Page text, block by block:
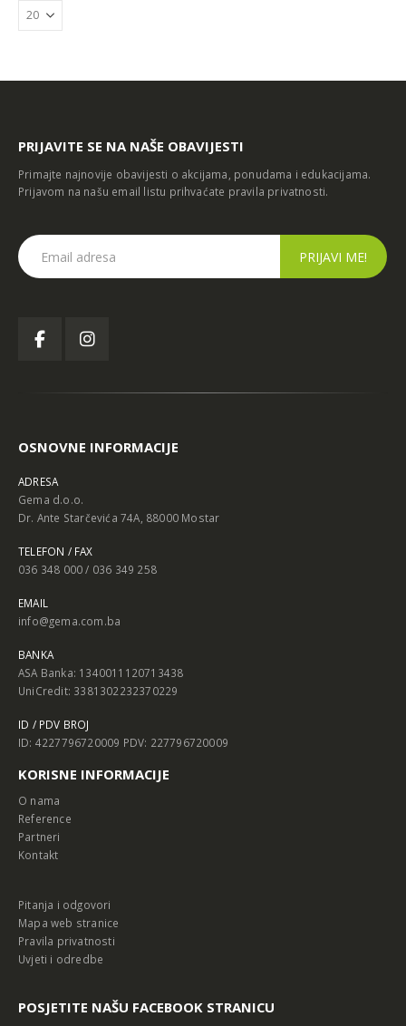
PRIJAVITE SE NA NAŠE OBAVIJESTI
Primajte najnovije obavijesti o akcijama, ponudama i edukacijama.
Prijavom na našu email listu prihvaćate pravila privatnosti.
OSNOVNE INFORMACIJE
ADRESA
Gema d.o.o.
Dr. Ante Starčevića 74A, 88000 Mostar
TELEFON / FAX
036 348 000 / 036 349 258
EMAIL
info@gema.com.ba
BANKA
ASA Banka: 1340011120713438
UniCredit: 3381302232370229
ID / PDV BROJ
ID: 4227796720009 PDV: 227796720009
KORISNE INFORMACIJE
O nama
Reference
Partneri
Kontakt
Pitanja i odgovori
Mapa web stranice
Pravila privatnosti
Uvjeti i odredbe
POSJETITE NAŠU FACEBOOK STRANICU